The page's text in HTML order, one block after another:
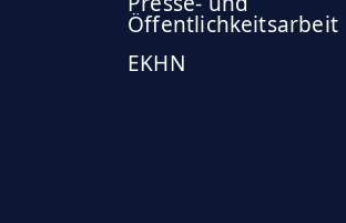
Öffentlichkeitsarbeit
EKHN